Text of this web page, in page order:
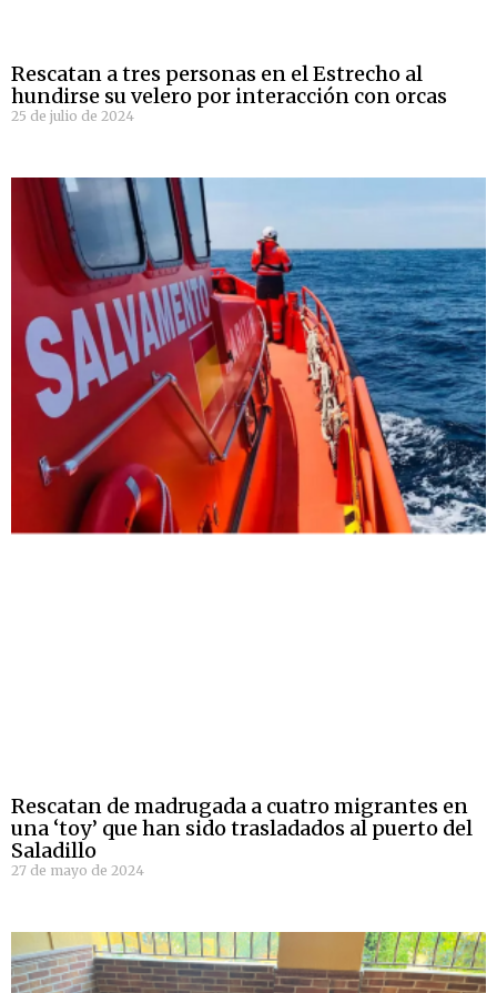
Rescatan a tres personas en el Estrecho al
hundirse su velero por interacción con orcas
25 de julio de 2024
Rescatan de madrugada a cuatro migrantes en
una ‘toy’ que han sido trasladados al puerto del
Saladillo
27 de mayo de 2024